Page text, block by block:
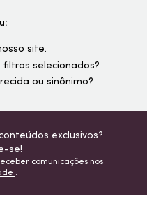
site.
selecionados?
ou sinônimo?
exclusivos?
se!
comunicações nos
.